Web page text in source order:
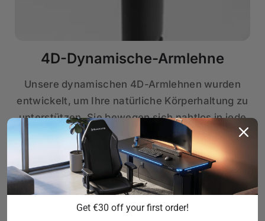
4D-Dynamische-Armlehne
Unsere dynamischen 4D-Armlehnen wurden
entwickelt, um Ihre natürliche Körperhaltung zu
unterstützen. Sie bewegen sich nahtlos in jede
Richtung, um Muskeln und Gelenke zu
entlasten. Diese Armlehnen bieten die perfekte
Ausrichtung für dauerhaften Halt und Komfort.
Get €30 off your first order!